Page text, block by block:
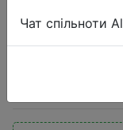
Tablet
Чат спільноти